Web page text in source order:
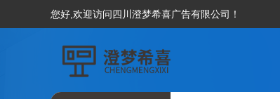
您好,欢迎访问四川澄梦希喜广告有限公司！